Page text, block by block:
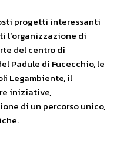
progetti interessanti
l’organizzazione di
del centro di
Padule di Fucecchio, le
Legambiente, il
iniziative,
di un percorso unico,